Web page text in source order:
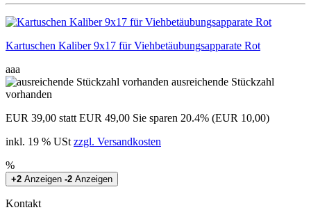
Kartuschen Kaliber 9x17 für Viehbetäubungsapparate Rot
aaa
ausreichende Stückzahl
vorhanden
EUR 39,00 statt EUR 49,00 Sie sparen 20.4% (EUR 10,00)
inkl. 19 % USt zzgl. Versandkosten
%
+2 Anzeigen -2 Anzeigen
Kontakt